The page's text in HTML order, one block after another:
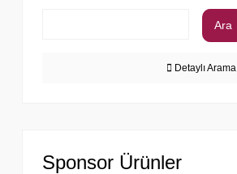
Ara
Detaylı Arama
Sponsor Ürünler